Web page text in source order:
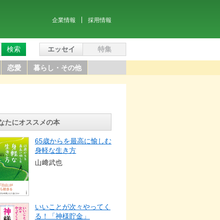
企業情報 採用情報
恋愛 暮らし・その他
エッセイ 特集
検索
たにオススメの本
65歳からを最高に愉しむ
身軽な生き方
山﨑武也
いいことが次々やってく
る！「神様貯金」